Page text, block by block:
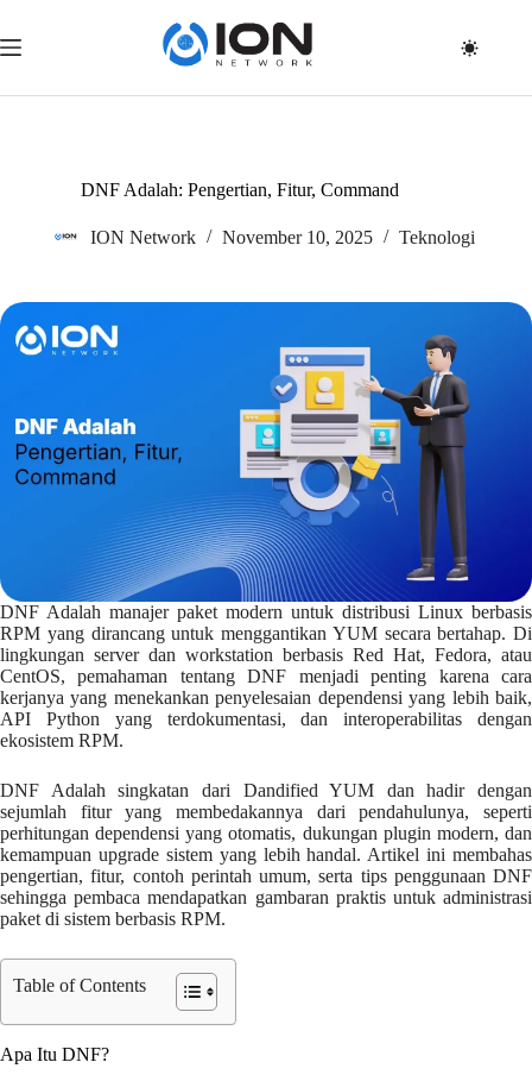
content
DNF Adalah: Pengertian, Fitur, Command
ION Network November 10, 2025 Teknologi
DNF Adalah manajer paket modern untuk distribusi Linux berbasis
RPM yang dirancang untuk menggantikan YUM secara bertahap. Di
lingkungan server dan workstation berbasis Red Hat, Fedora, atau
CentOS, pemahaman tentang DNF menjadi penting karena cara
kerjanya yang menekankan penyelesaian dependensi yang lebih baik,
API Python yang terdokumentasi, dan interoperabilitas dengan
ekosistem RPM.
DNF Adalah singkatan dari Dandified YUM dan hadir dengan
sejumlah fitur yang membedakannya dari pendahulunya, seperti
perhitungan dependensi yang otomatis, dukungan plugin modern, dan
kemampuan upgrade sistem yang lebih handal. Artikel ini membahas
pengertian, fitur, contoh perintah umum, serta tips penggunaan DNF
sehingga pembaca mendapatkan gambaran praktis untuk administrasi
paket di sistem berbasis RPM.
Table of Contents
Apa Itu DNF?